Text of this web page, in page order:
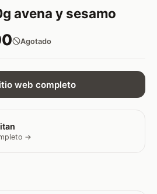
avena y sesamo
Agotado
web completo
→